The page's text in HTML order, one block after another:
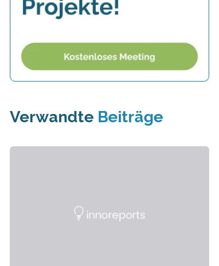
Verwandte Beiträge